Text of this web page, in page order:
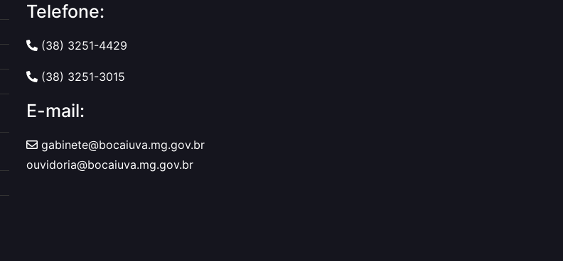
Telefone:
(38) 3251-4429
(38) 3251-3015
E-mail:
gabinete@bocaiuva.mg.gov.br
ouvidoria@bocaiuva.mg.gov.br